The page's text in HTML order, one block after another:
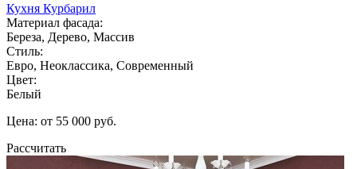
Кухня Курбарил
Материал фасада:
Береза, Дерево, Массив
Стиль:
Евро, Неоклассика, Современный
Цвет:
Белый
Цена: от 55 000 руб.
Рассчитать